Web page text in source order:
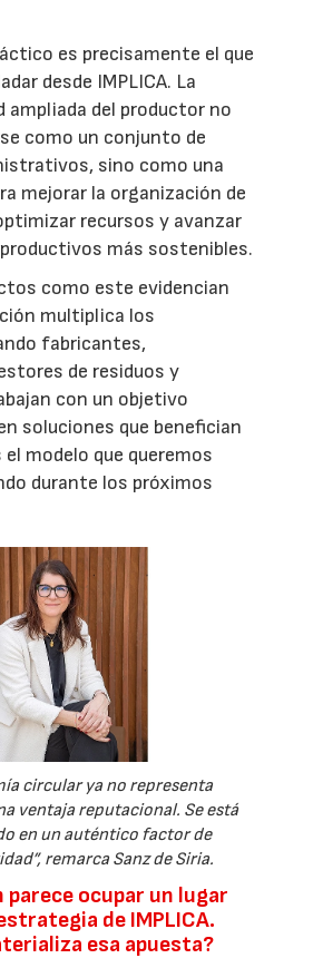
es precisamente el que
desde IMPLICA. La
ampliada del productor no
como un conjunto de
sino como una
mejorar la organización de
recursos y avanzar
más sostenibles.
como este evidencian
multiplica los
fabricantes,
de residuos y
con un objetivo
soluciones que benefician
modelo que queremos
durante los próximos
circular ya no representa
ventaja reputacional. Se está
en un auténtico factor de
remarca Sanz de Siria.
parece ocupar un lugar
de IMPLICA.
esa apuesta?